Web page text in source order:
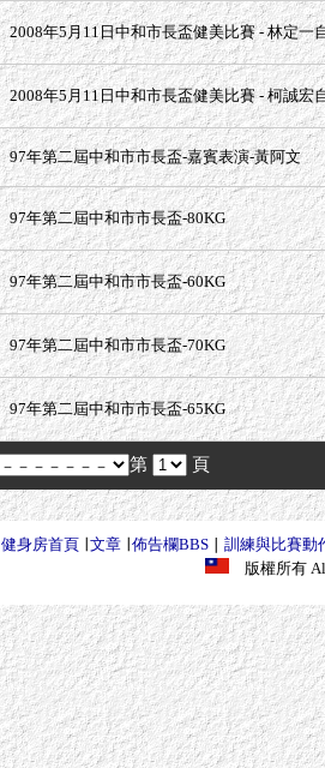
2008年5月11日中和市長盃健美比賽 - 林定一
2008年5月11日中和市長盃健美比賽 - 柯誠宏
97年第二屆中和市市長盃-嘉賓表演-黃阿文
97年第二屆中和市市長盃-80KG
97年第二屆中和市市長盃-60KG
97年第二屆中和市市長盃-70KG
97年第二屆中和市市長盃-65KG
第 頁
健身房首頁∣ 文章∣ 佈告欄BBS∣ 訓練與比賽動
版權所有